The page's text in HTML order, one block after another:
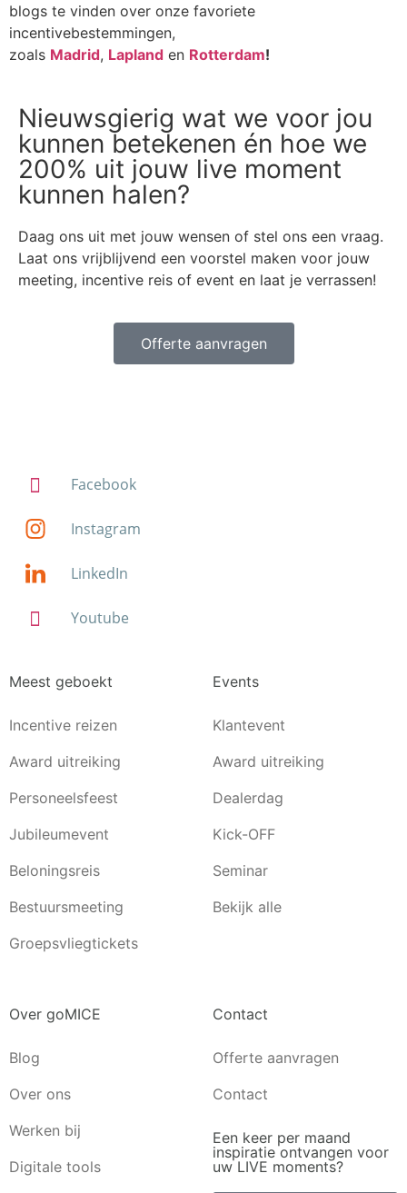
blogs te vinden over onze favoriete
incentivebestemmingen,
zoals Madrid, Lapland en Rotterdam!
Nieuwsgierig wat we voor jou
kunnen betekenen én hoe we
200% uit jouw live moment
kunnen halen?
Daag ons uit met jouw wensen of stel ons een vraag.
Laat ons vrijblijvend een voorstel maken voor jouw
meeting, incentive reis of event en laat je verrassen!
Offerte aanvragen
Facebook
Instagram
LinkedIn
Youtube
Meest geboekt
Incentive reizen
Award uitreiking
Personeelsfeest
Jubileumevent
Beloningsreis
Bestuursmeeting
Groepsvliegtickets
Events
Klantevent
Award uitreiking
Dealerdag
Kick-OFF
Seminar
Bekijk alle
Over goMICE
Blog
Over ons
Werken bij
Digitale tools
Contact
Offerte aanvragen
Contact
Een keer per maand
inspiratie ontvangen voor
uw LIVE moments?